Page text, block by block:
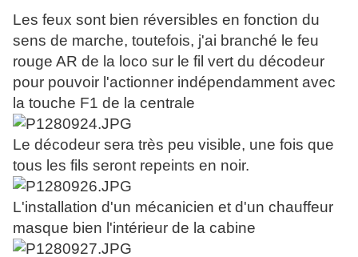
Les feux sont bien réversibles en fonction du
sens de marche, toutefois, j'ai branché le feu
rouge AR de la loco sur le fil vert du décodeur
pour pouvoir l'actionner indépendamment avec
la touche F1 de la centrale
Le décodeur sera très peu visible, une fois que
tous les fils seront repeints en noir.
L'installation d'un mécanicien et d'un chauffeur
masque bien l'intérieur de la cabine